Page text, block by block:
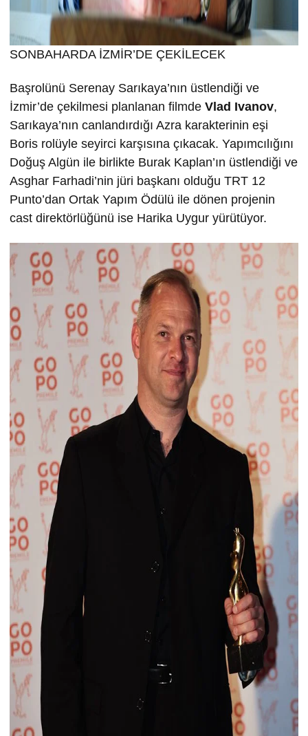
SONBAHARDA İZMİR’DE ÇEKİLECEK
Başrolünü Serenay Sarıkaya’nın üstlendiği ve
İzmir’de çekilmesi planlanan filmde Vlad Ivanov,
Sarıkaya’nın canlandırdığı Azra karakterinin eşi
Boris rolüyle seyirci karşısına çıkacak. Yapımcılığını
Doğuş Algün ile birlikte Burak Kaplan’ın üstlendiği ve
Asghar Farhadi’nin jüri başkanı olduğu TRT 12
Punto’dan Ortak Yapım Ödülü ile dönen projenin
cast direktörlüğünü ise Harika Uygur yürütüyor.